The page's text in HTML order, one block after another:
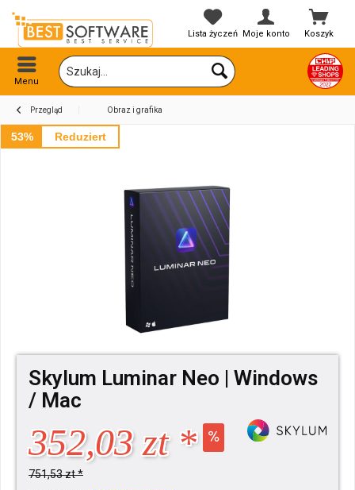
Koszyk
Lista życzeń Moje konto
Menu
Przegląd Obraz i grafika
53% Reduziert
Skylum Luminar Neo | Windows
/ Mac
352,03 zt *
751,53 zt *